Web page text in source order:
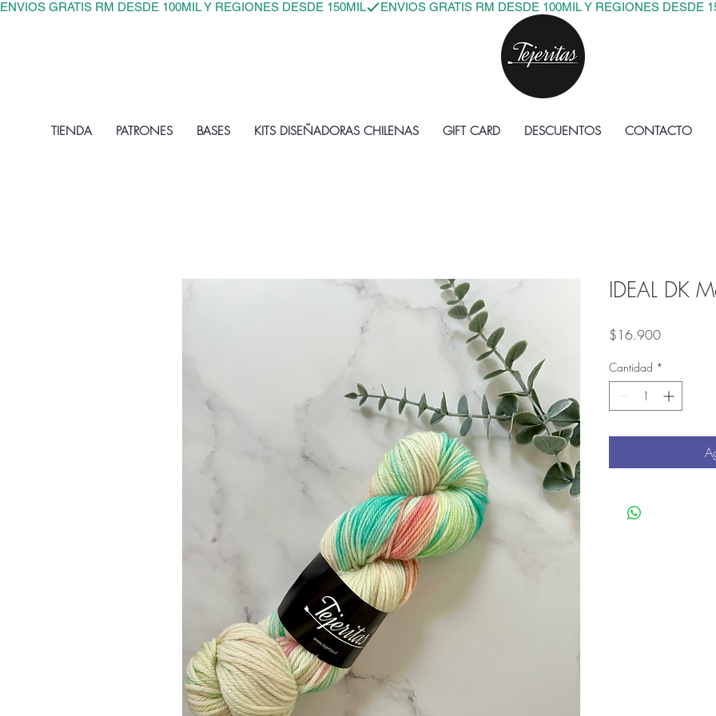
ENVIOS GRATIS RM DESDE 100MIL Y REGIONES DESDE 150MIL
TIENDA PATRONES BASES KITS DISEÑADORAS CHILENAS GIFT CARD DESCUENTOS CONTACTO
IDEAL DK
$16.900Precio
Cantidad *